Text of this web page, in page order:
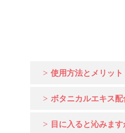
使用方法とメリット
ボタニカルエキス
目に入ると沁みます